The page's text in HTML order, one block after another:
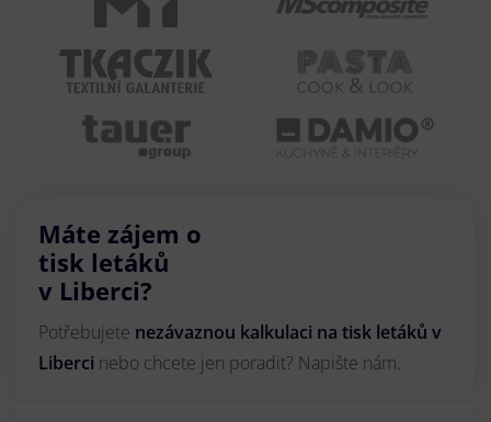
Máte zájem o
tisk letáků
v Liberci?
Potřebujete nezávaznou kalkulaci na tisk letáků v
Liberci nebo chcete jen poradit? Napište nám.